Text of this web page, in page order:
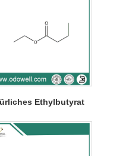
Ethylbutyrat